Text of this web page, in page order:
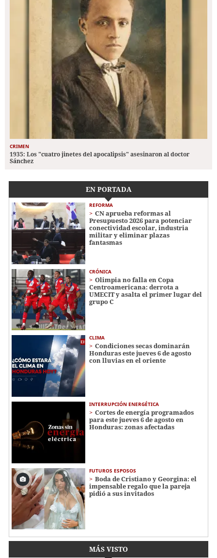
CRIMEN
1935: Los "cuatro jinetes del apocalipsis" asesinaron al doctor
Sánchez
EN PORTADA
REFORMA
CN aprueba reformas al
Presupuesto 2026 para potenciar
conectividad escolar, industria
militar y eliminar plazas
fantasmas
CRÓNICA
Olimpia no falla en Copa
Centroamericana: derrota a
UMECIT y asalta el primer lugar del
grupo C
CLIMA
Condiciones secas dominarán
Honduras este jueves 6 de agosto
con lluvias en el oriente
INTERRUPCIÓN ENERGÉTICA
Cortes de energía programados
para este jueves 6 de agosto en
Honduras: zonas afectadas
FUTUROS ESPOSOS
Boda de Cristiano y Georgina: el
impensable regalo que la pareja
pidió a sus invitados
MÁS VISTO